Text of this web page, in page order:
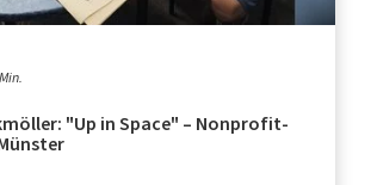
"Up in Space" – Nonprofit-